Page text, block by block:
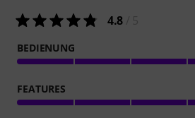
4.8
BEDIENUNG
FEATURES